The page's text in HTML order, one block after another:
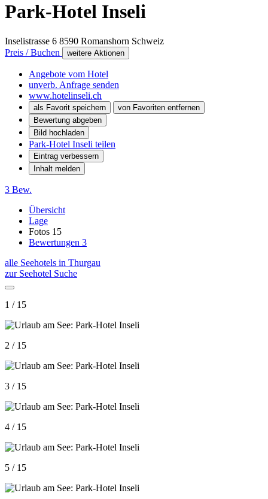
Park-Hotel Inseli
Inselistrasse 6 8590 Romanshorn Schweiz
Preis / Buchen
weitere Aktionen
Angebote vom Hotel
unverb. Anfrage senden
www.hotelinseli.ch
als Favorit speichern
von Favoriten entfernen
Bewertung abgeben
Bild hochladen
Park-Hotel Inseli teilen
Eintrag verbessern
Inhalt melden
3 Bew.
Übersicht
Lage
Fotos 15
Bewertungen 3
alle Seehotels in Thurgau
zur Seehotel Suche
1 / 15
2 / 15
3 / 15
4 / 15
5 / 15